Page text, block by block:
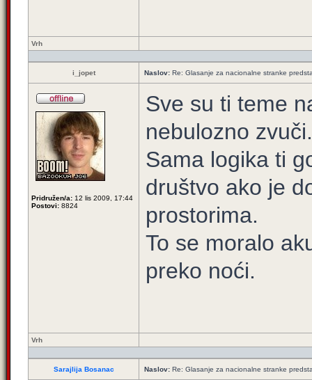
Vrh
i_jopet Naslov: Re: Glasanje za nacionalne stranke
Pridružen/a: 12 lis 2009, 17:44
Postovi: 8824
Sve su ti teme
nebulozno zvuči.
Sama logika ti
društvo ako je
prostorima.
To se moralo
preko noći.
Vrh
Sarajlija Bosanac Naslov: Re: Glasanje za nacionalne stranke